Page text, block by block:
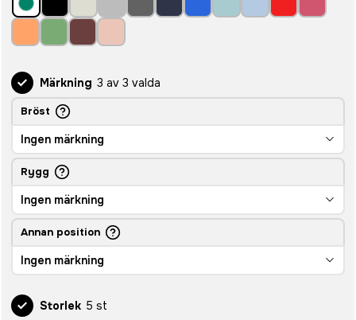
Märkning 3 av 3 valda
Bröst
Ingen märkning
Rygg
Ingen märkning
Annan position
Ingen märkning
Storlek 5 st